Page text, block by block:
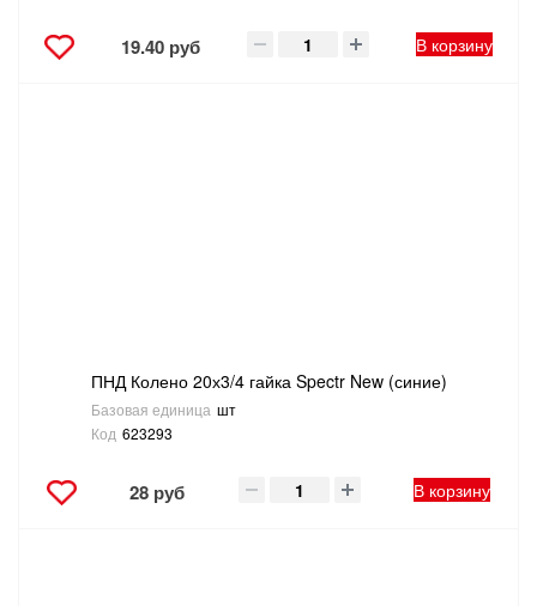
19.40 руб В корзину
ПНД Колено 20х3/4 гайка Spectr New (синие)
Базовая единица шт
Код 623293
28 руб В корзину